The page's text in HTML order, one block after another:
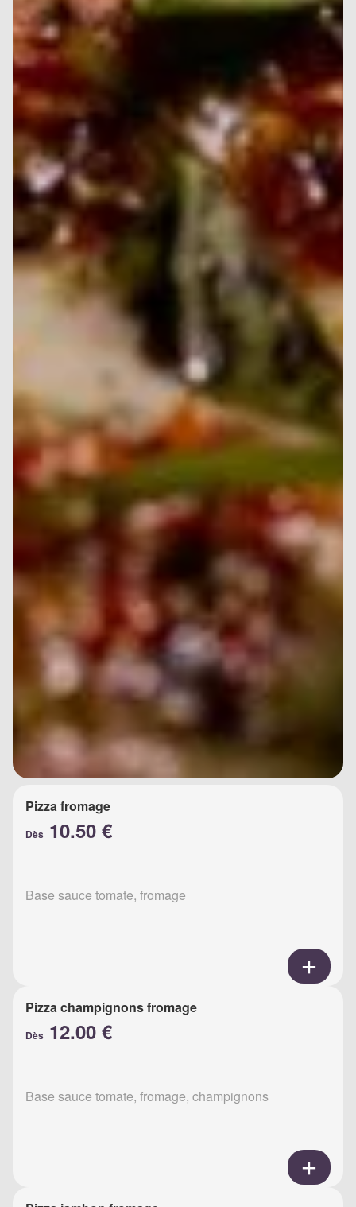
Pizza fromage
Dès 10.50 €
Base sauce tomate, fromage
Pizza champignons fromage
Dès 12.00 €
Base sauce tomate, fromage, champignons